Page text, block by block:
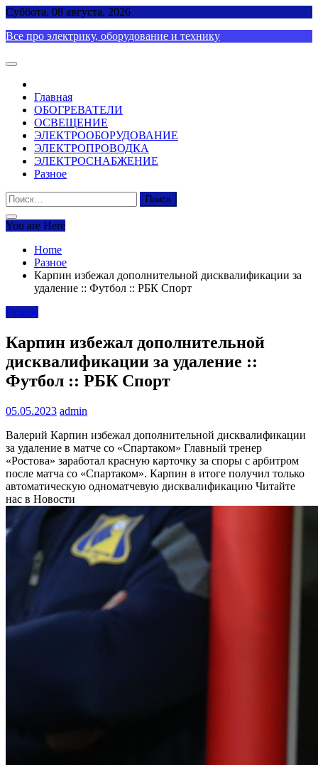
Skip
content
Суббота, 08 августа, 2026
Все про электрику, оборудование и технику
Главная
ОБОГРЕВАТЕЛИ
ОСВЕЩЕНИЕ
ЭЛЕКТРООБОРУДОВАНИЕ
ЭЛЕКТРОПРОВОДКА
ЭЛЕКТРОСНАБЖЕНИЕ
Разное
Найти:
You are Here
Home
Разное
Карпин избежал дополнительной дисквалификации за
удаление :: Футбол :: РБК Спорт
Разное
Карпин избежал дополнительной
дисквалификации за удаление ::
Футбол :: РБК Спорт
05.05.2023 admin
Валерий Карпин избежал дополнительной дисквалификации
за удаление в матче со «Спартаком» Главный тренер
«Ростова» заработал красную карточку за споры с арбитром
после матча со «Спартаком». Карпин в итоге получил только
автоматическую одноматчевую дисквалификацию Читайте
нас в Новости